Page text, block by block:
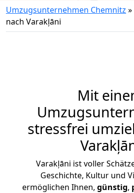
Umzugsunternehmen Chemnitz »
nach Varakļāni
Mit
stressfrei
Varakļāni ist voller
Geschichte, Kultur und
ermöglichen Ihnen, günstig,